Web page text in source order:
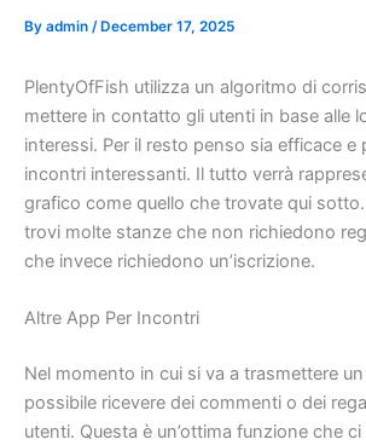
By admin /December 17, 2025
PlentyOfFish utilizza un algoritmo di
mettere in contatto gli utenti in base alle
interessi. Per il resto penso sia efficace e
incontri interessanti. Il tutto verrà
grafico come quello che trovate qui sotto.
trovi molte stanze che non richiedono
che invece richiedono un’iscrizione.
Altre App Per Incontri
Nel momento in cui si va a trasmettere
possibile ricevere dei commenti o dei
utenti. Questa è un’ottima funzione che